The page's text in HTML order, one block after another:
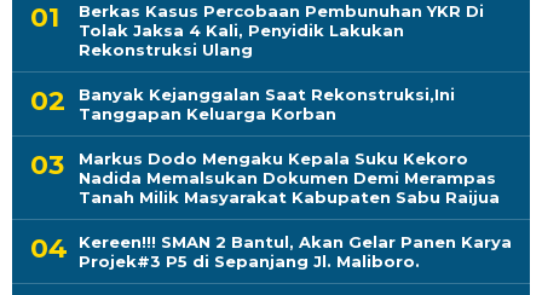
Berkas Kasus Percobaan Pembunuhan YKR Di
Tolak Jaksa 4 Kali, Penyidik Lakukan
Rekonstruksi Ulang
Banyak Kejanggalan Saat Rekonstruksi,Ini
Tanggapan Keluarga Korban
Markus Dodo Mengaku Kepala Suku Kekoro
Nadida Memalsukan Dokumen Demi Merampas
Tanah Milik Masyarakat Kabupaten Sabu Raijua
Kereen!!! SMAN 2 Bantul, Akan Gelar Panen Karya
Projek#3 P5 di Sepanjang Jl. Maliboro.